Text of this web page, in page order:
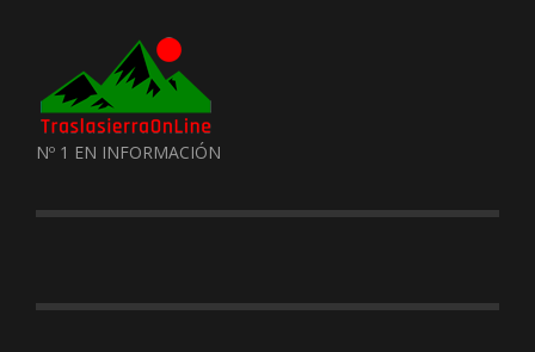
Nº 1 EN INFORMACIÓN